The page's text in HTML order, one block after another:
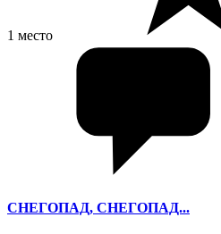
1 место
СНЕГОПАД, СНЕГОПАД...